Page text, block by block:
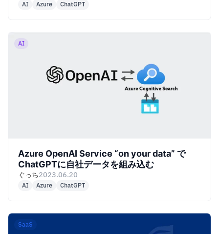
AI Azure ChatGPT
AI
Azure OpenAI Service “on your data” で
ChatGPTに自社データを組み込む
ぐっち2023.06.20
AI Azure ChatGPT
SaaS